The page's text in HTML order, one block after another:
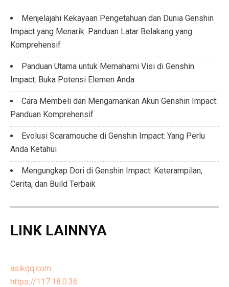
Menjelajahi Kekayaan Pengetahuan dan Dunia Genshin
Impact yang Menarik: Panduan Latar Belakang yang
Komprehensif
Panduan Utama untuk Memahami Visi di Genshin
Impact: Buka Potensi Elemen Anda
Cara Membeli dan Mengamankan Akun Genshin Impact:
Panduan Komprehensif
Evolusi Scaramouche di Genshin Impact: Yang Perlu
Anda Ketahui
Mengungkap Dori di Genshin Impact: Keterampilan,
Cerita, dan Build Terbaik
LINK LAINNYA
asikqq.com
https://117.18.0.36